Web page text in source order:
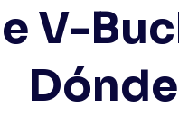
V-
Dónde